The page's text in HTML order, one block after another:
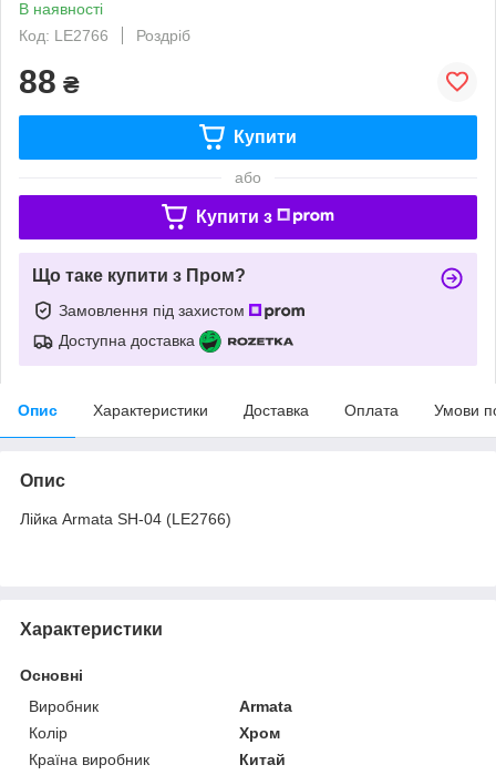
В наявності
Код: LE2766
Роздріб
88 ₴
Купити
або
Купити з
Що таке купити з Пром?
Замовлення під захистом
Доступна доставка
Опис Характеристики Доставка Оплата Умови
Опис
Лійка Armata SH-04 (LE2766)
Характеристики
Основні
Виробник
Armata
Колір
Хром
Країна виробник
Китай